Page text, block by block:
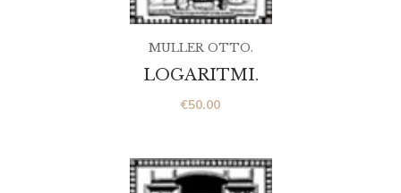
LOGARITMI.
€50.00
MULLER OTTO.